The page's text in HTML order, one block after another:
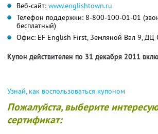
Веб-сайт: www.englishtown.ru
Телефон поддержки: 8-800-100-01-01
бесплатный)
Офис: EF English First, Земляной Вал 9, ДЦ
Купон действителен по 31 декабря 2011
Узнай, как воспользоваться купоном
Пожалуйста, выберите
сертификат: